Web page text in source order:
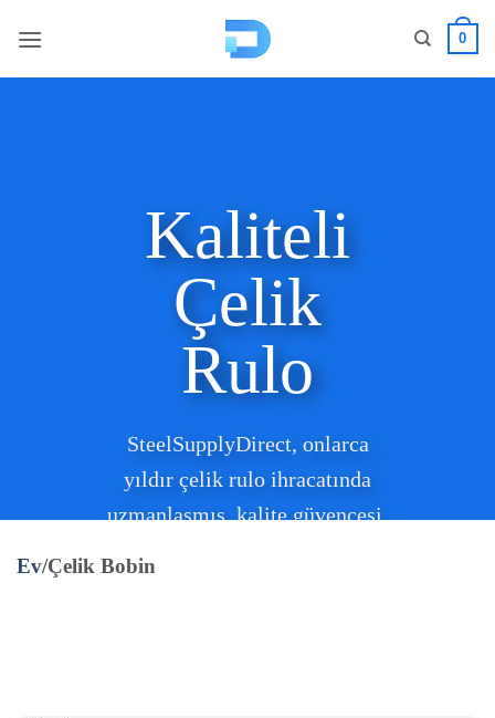
atla
0
Kaliteli
Çelik
Rulo
SteelSupplyDirect, onlarca
yıldır çelik rulo ihracatında
uzmanlaşmış, kalite güvencesi,
Ev/Çelik Bobin